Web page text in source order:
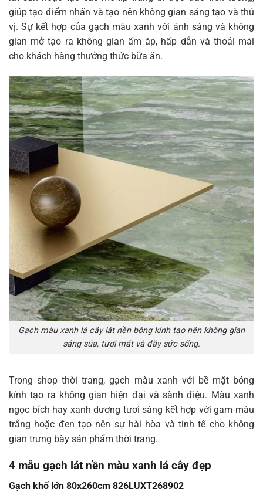
giúp tạo điểm nhấn và tạo nên không gian sáng tạo và thú
vị. Sự kết hợp của gạch màu xanh với ánh sáng và không
gian mở tạo ra không gian ấm áp, hấp dẫn và thoải mái
cho khách hàng thưởng thức bữa ăn.
Gạch màu xanh lá cây lát nền bóng kính tạo nên không gian
sáng sủa, tươi mát và đầy sức sống.
Trong shop thời trang, gạch màu xanh với bề mặt bóng
kính tạo ra không gian hiện đại và sành điệu. Màu xanh
ngọc bích hay xanh dương tươi sáng kết hợp với gam màu
trắng hoặc đen tạo nên sự hài hòa và tinh tế cho không
gian trưng bày sản phẩm thời trang.
4 mẫu gạch lát nền màu xanh lá cây đẹp
Gạch khổ lớn 80x260cm 826LUXT268902